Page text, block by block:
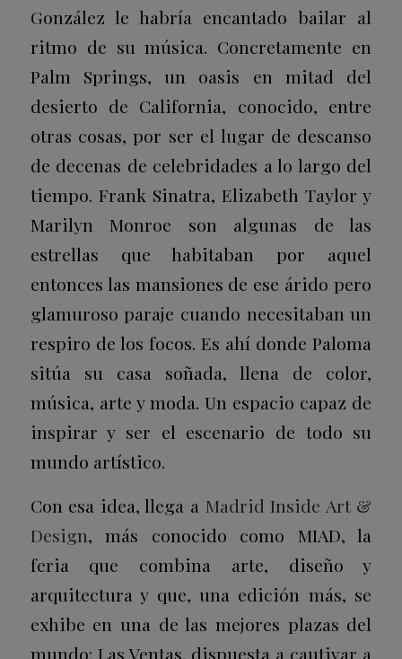
González le habría encantado bailar al
ritmo de su música. Concretamente en
Palm Springs, un oasis en mitad del
desierto de California, conocido, entre
otras cosas, por ser el lugar de descanso
de decenas de celebridades a lo largo del
tiempo. Frank Sinatra, Elizabeth Taylor y
Marilyn Monroe son algunas de las
estrellas que habitaban por aquel
entonces las mansiones de ese árido pero
glamuroso paraje cuando necesitaban un
respiro de los focos. Es ahí donde Paloma
sitúa su casa soñada, llena de color,
música, arte y moda. Un espacio capaz de
inspirar y ser el escenario de todo su
mundo artístico.
Con esa idea, llega a Madrid Inside Art &
Design, más conocido como MIAD, la
feria que combina arte, diseño y
arquitectura y que, una edición más, se
exhibe en una de las mejores plazas del
mundo: Las Ventas, dispuesta a cautivar a